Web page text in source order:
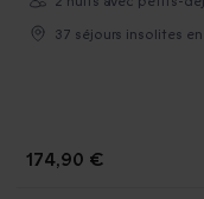
37 séjours insolites
174,90 €